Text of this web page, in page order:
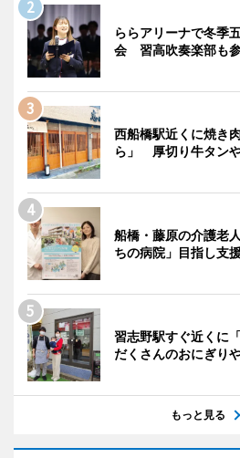
ららアリーナで冬季
会 習高吹奏楽部も
西船橋駅近くに焼き
ら」 厚切り牛タン
船橋・藤原の介護老
ちの病院」目指し支
習志野駅すぐ近くに
だくさんのおにぎり
もっと見る